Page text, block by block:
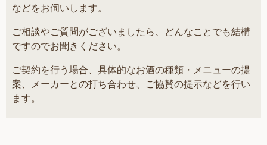
などをお伺いします。
ご相談やご質問がございましたら、どんなことでも結構
ですのでお聞きください。
ご契約を行う場合、具体的なお酒の種類・メニューの提
案、メーカーとの打ち合わせ、ご協賛の提示などを行い
ます。